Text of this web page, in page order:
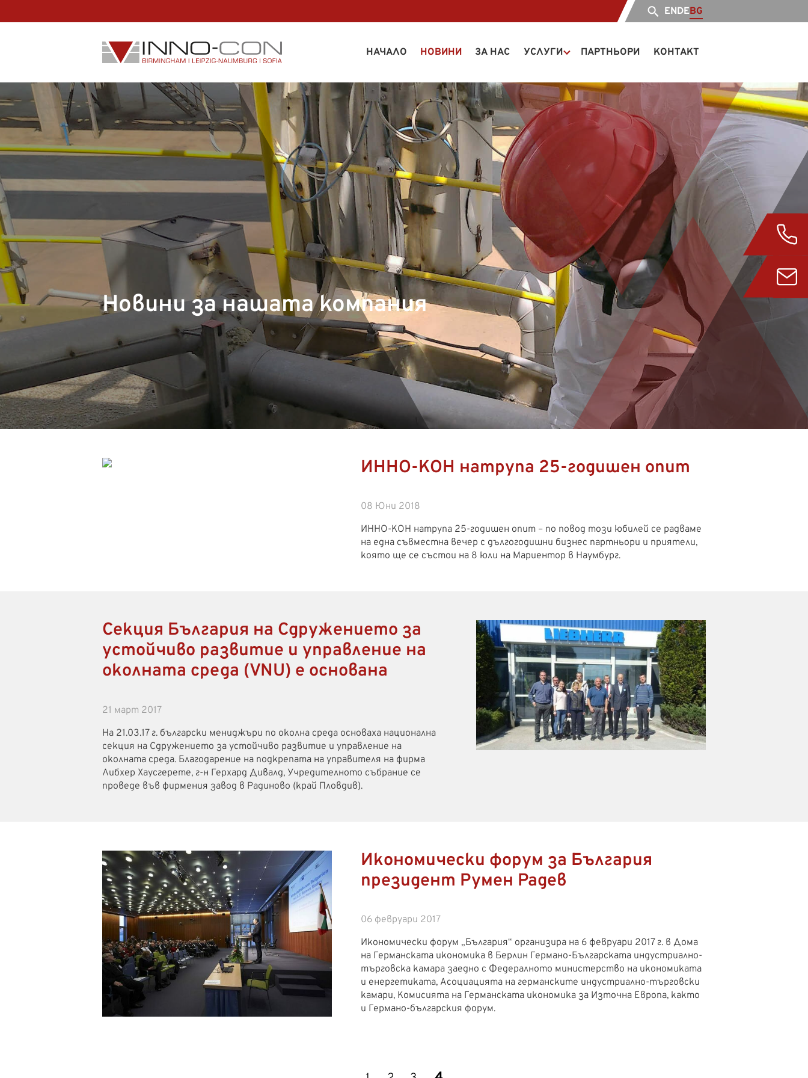
ENDEBG
НАЧАЛО НОВИНИ ЗА НАС УСЛУГИ ПАРТНЬОРИ КОНТАКТ
Новини за нашата компания
ИННО-КОН натрупа 25-годишен опит
08 Юни 2018
ИННО-КОН натрупа 25-годишен опит – по повод този юбилей се радваме
на една съвместна вечер с дългогодишни бизнес партньори и приятели,
която ще се състои на 8 юли на Мариентор в Наумбург.
Секция България на Сдружението за
устойчиво развитие и управление на
околната среда (VNU) е основана
21 март 2017
На 21.03.17 г. български мениджъри по околна среда основаха национална
секция на Сдружението за устойчиво развитие и управление на
околната среда. Благодарение на подкрепата на управителя на фирма
Либхер Хаусгерете, г-н Герхард Дивалд, Учредителното събрание се
проведе във фирмения завод в Радиново (край Пловдив).
Икономически форум за България
президент Румен Радев
06 февруари 2017
Икономически форум „България“ организира на 6 февруари 2017 г. в Дома
на Германската икономика в Берлин Германо-Българската индустриално-
търговска камара заедно с Федералното министерство на икономиката
и енергетиката, Асоциацията на германските индустриално-търговски
камари, Комисията на Германската икономика за Източна Европа, както
и Германо-българския форум.